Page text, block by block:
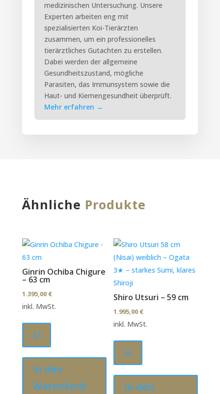
medizinischen Untersuchung. Unsere
Experten arbeiten eng mit
spezialisierten Koi-Tierärzten
zusammen, um ein professionelles
tierärztliches Gutachten zu erstellen.
Dabei werden der allgemeine
Gesundheitszustand, mögliche
Parasiten, das Immunsystem sowie die
Haut- und Kiemengesundheit überprüft.
Mehr erfahren →
Ähnliche Produkte
Ginrin Ochiba Chigure
– 63 cm
1.395,00 €
inkl. MwSt.
U
In den
Warenkorb
Shiro Utsuri – 59 cm
1.995,00 €
inkl. MwSt.
U
In den